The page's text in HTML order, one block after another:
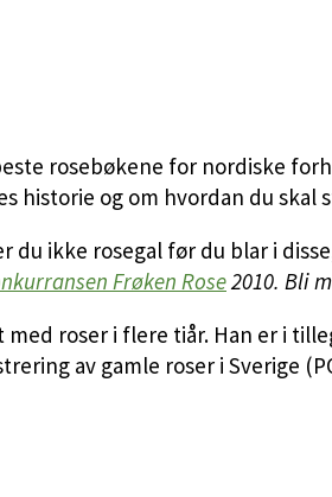
rosebøkene for nordiske
historie og om hvordan du skal
ikke rosegal før du blar i
Frøken Rose2010. Bli
roser i flere tiår. Han er i
av gamle roser i Sverige